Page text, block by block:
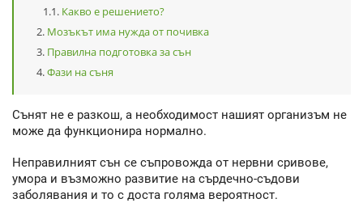
Какво е решението?
Мозъкът има нужда от почивка
Правилна подготовка за сън
Фази на съня
Сънят не е разкош, а необходимост нашият организъм не
може да функционира нормално.
Неправилният сън се съпровожда от нервни сривове,
умора и възможно развитие на сърдечно-съдови
заболявания и то с доста голяма вероятност.